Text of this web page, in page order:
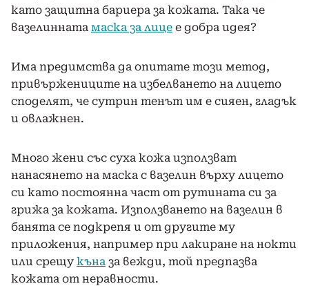
като защитна бариера за кожата. Така че
вазелинната маска за лице е добра идея?
Има предимства да опитате този метод,
привържениците на избелването на лицето
споделят, че сутрин тенът им е сияен, гладък
и овлажнен.
Много жени със суха кожа използват
нанасянето на маска с вазелин върху лицето
си като постоянна част от рутината си за
грижа за кожата. Използването на вазелин в
банята се подкрепя и от другите му
приложения, например при лакиране на нокти
или срещу къна за вежди, той предпазва
кожата от неравности.